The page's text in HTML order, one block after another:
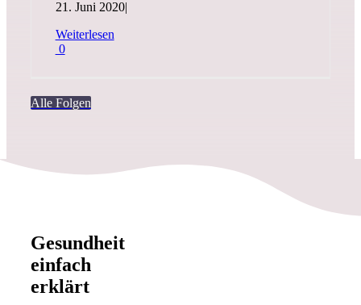
21. Juni 2020|
Weiterlesen
0
Alle Folgen
Gesundheit
einfach
erklärt